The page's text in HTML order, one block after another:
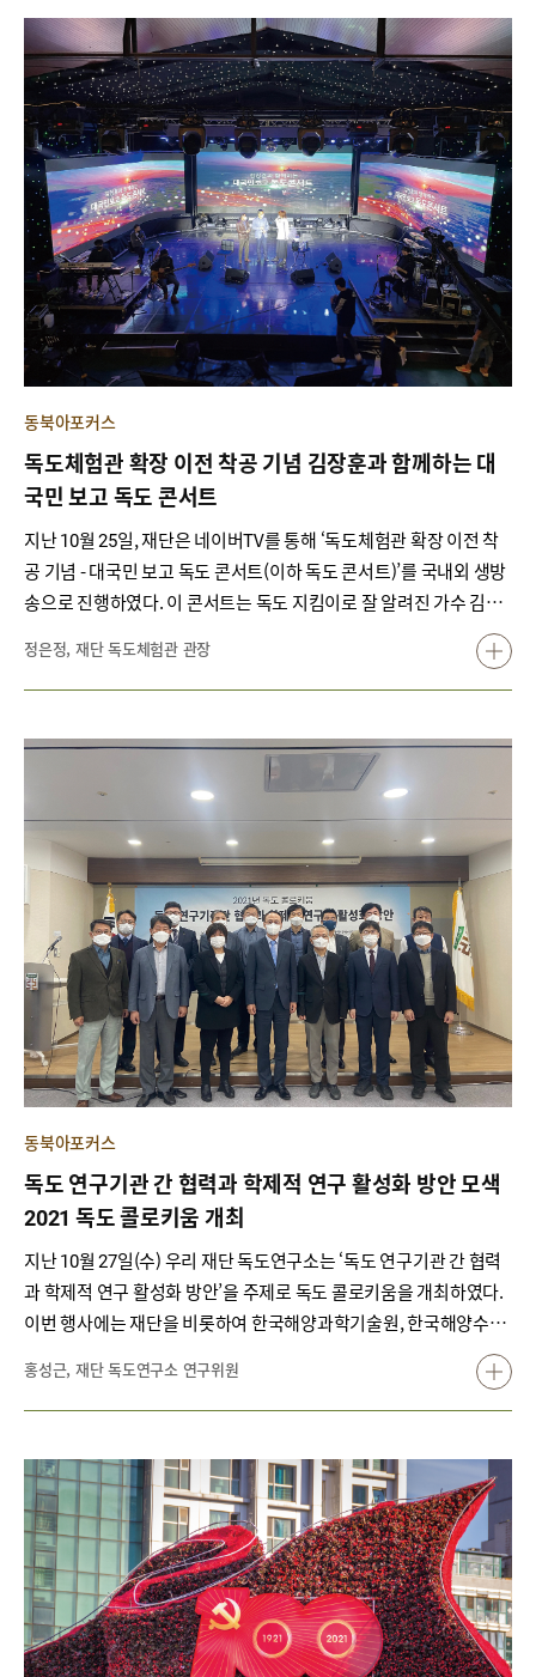
작사와 작곡을 맡았다. 가수 정광태가 1982년 발표한 ‘독도는 우리땅’
이후 약 40년만에 세상에 나온 독도 노래다. ‘아일랜드(ISLAND)’ 뮤
직비디오는 기존의 대다수 독도 홍보 영상과 교육 자료가 어둡고 무
거운 분위기였던 것과 달리 시각적으로 즐겁고, 밝고, 누구나 쉽게 이
해하도록 연출·제작한 점이 특징이다. 드론으로 독도 곳곳을 속도감
있게 촬영한 아름다운 영상도 잇따라 나온다. 영상에는 ‘한국령韓國
領’ 표석이 등장해 독도가 한국 영토임도 자연스럽게 알 수 있도록 했
다.
동북아포커스
독도체험관 확장 이전 착공 기념 김장훈과 함께하는 대
국민 보고 독도 콘서트
지난 10월 25일, 재단은 네이버TV를 통해 ‘독도체험관 확장 이전 착
공 기념 - 대국민 보고 독도 콘서트(이하 독도 콘서트)’를 국내외 생방
송으로 진행하였다. 이 콘서트는 독도 지킴이로 잘 알려진 가수 김장
훈이 총 연출을 맡아 2022년 3월 영등포 타임스퀘어로 확장 이전될
독도체험관을 홍보하기 위한 것이었다. 이날 방송에는 재단 최운도
교육홍보실장, 홍성근 연구위원이 출연하여 독도체험관 운영 성과와
자매, 이창현 및 전국의 독도지킴이학교 동아리 학생과 국민참여단
등이 참여하여 그야말로 전 국민이 독도체험관 확장 이전에 대한 기
대와 격려를 아낌없이 보내는 자리였다.
정은정, 재단 독도체험관 관장
동북아포커스
독도 연구기관 간 협력과 학제적 연구 활성화 방안 모색
2021 독도 콜로키움 개최
지난 10월 27일(수) 우리 재단 독도연구소는 ‘독도 연구기관 간 협력
과 학제적 연구 활성화 방안’을 주제로 독도 콜로키움을 개최하였다.
이번 행사에는 재단을 비롯하여 한국해양과학기술원, 한국해양수산
개발원, 영남대학교 소속 독도 관련 연구자들이 참가하였다. 콜로키
움은 화상회의를 겸하여 재단 대회의실에서 개최되었는데, 개회식,
주제 발표, 종합 토론 순으로 진행되었다. 주제 발표는 2부로 나누어
홍성근, 재단 독도연구소 연구위원